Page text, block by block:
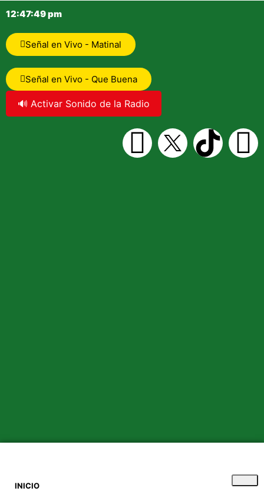
12:47:50 pm
Señal en Vivo - Matinal
Señal en Vivo - Que Buena
🔊 Activar Sonido de la Radio
INICIO